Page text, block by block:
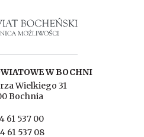
w Bochni
W BOCHNI
Wielkiego 31
Bochnia
61 537 00
61 537 08